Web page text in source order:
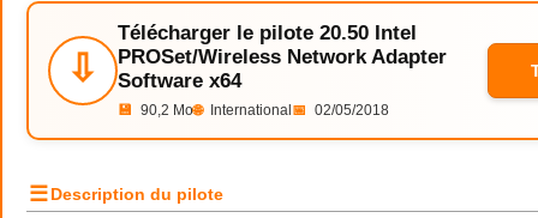
⇩
Télécharger le pilote 20.50 Intel
PROSet/Wireless Network Adapter
Software x64
💾 90,2 Mo🌐 International 📅 02/05/2018
☰Description du pilote